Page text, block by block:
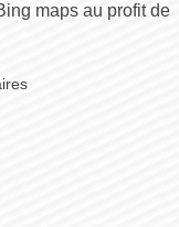
maps au profit de